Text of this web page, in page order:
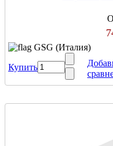
GSG (Италия)
Купить